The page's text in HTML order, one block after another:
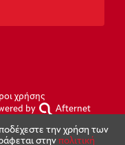
χρήσης
by Afternet
την χρήση των
στην πολιτική